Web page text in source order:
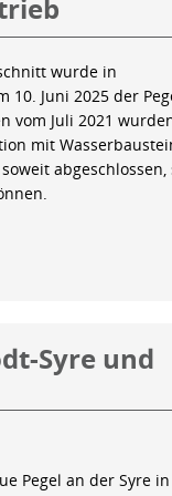
wurde in
Juni 2025 der
vom Juli 2021
mit
abgeschlossen,
Syre und
Pegel an der Syre in